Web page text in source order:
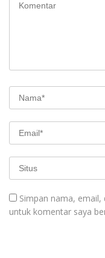
Simpan nama,
untuk komentar saya